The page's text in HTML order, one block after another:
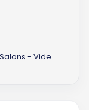
- Vide